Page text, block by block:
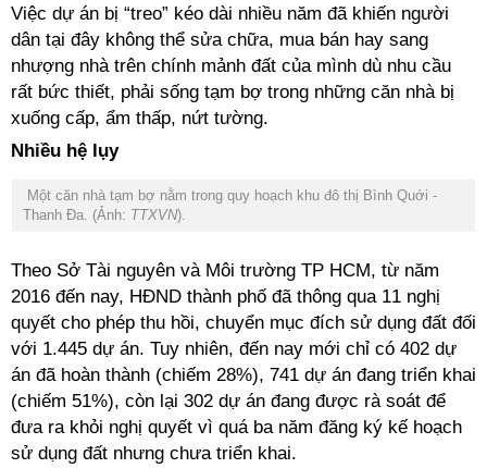
Việc dự án bị “treo” kéo dài nhiều năm đã khiến người
dân tại đây không thể sửa chữa, mua bán hay sang
nhượng nhà trên chính mảnh đất của mình dù nhu cầu
rất bức thiết, phải sống tạm bợ trong những căn nhà bị
xuống cấp, ẩm thấp, nứt tường.
Nhiều hệ lụy
Một căn nhà tạm bợ nằm trong quy hoạch khu đô thị Bình Quới -
Thanh Đa. (Ảnh: TTXVN).
Theo Sở Tài nguyên và Môi trường TP HCM, từ năm
2016 đến nay, HĐND thành phố đã thông qua 11 nghị
quyết cho phép thu hồi, chuyển mục đích sử dụng đất đối
với 1.445 dự án. Tuy nhiên, đến nay mới chỉ có 402 dự
án đã hoàn thành (chiếm 28%), 741 dự án đang triển khai
(chiếm 51%), còn lại 302 dự án đang được rà soát để
đưa ra khỏi nghị quyết vì quá ba năm đăng ký kế hoạch
sử dụng đất nhưng chưa triển khai.